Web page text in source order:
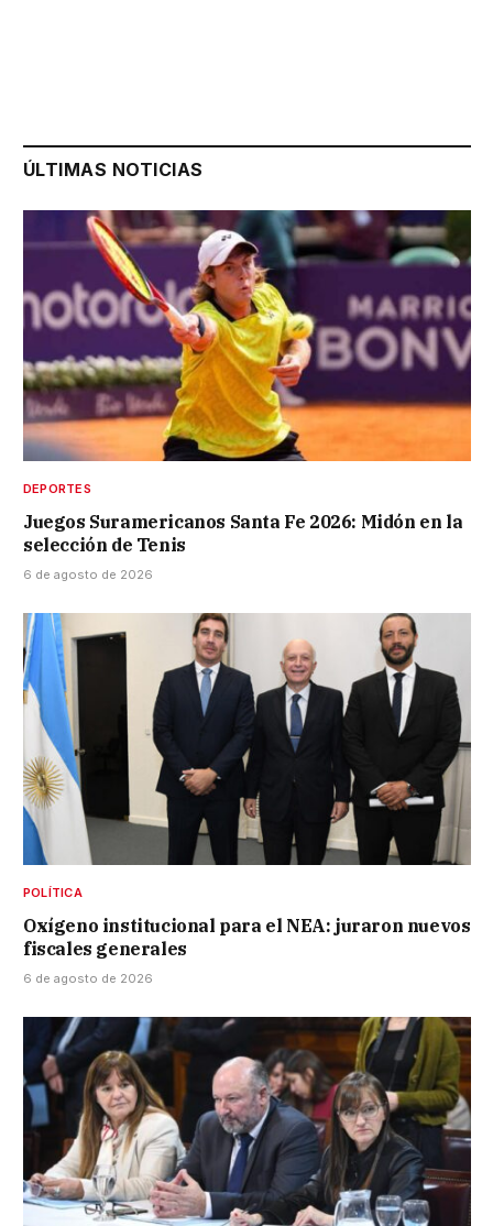
ÚLTIMAS NOTICIAS
DEPORTES
Juegos Suramericanos Santa Fe 2026: Midón en la
selección de Tenis
6 de agosto de 2026
POLÍTICA
Oxígeno institucional para el NEA: juraron nuevos
fiscales generales
6 de agosto de 2026